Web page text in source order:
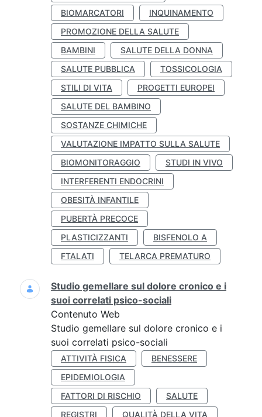
BIOMARCATORI
INQUINAMENTO
PROMOZIONE DELLA SALUTE
BAMBINI
SALUTE DELLA DONNA
SALUTE PUBBLICA
TOSSICOLOGIA
STILI DI VITA
PROGETTI EUROPEI
SALUTE DEL BAMBINO
SOSTANZE CHIMICHE
VALUTAZIONE IMPATTO SULLA SALUTE
BIOMONITORAGGIO
STUDI IN VIVO
INTERFERENTI ENDOCRINI
OBESITÀ INFANTILE
PUBERTÀ PRECOCE
PLASTICIZZANTI
BISFENOLO A
FTALATI
TELARCA PREMATURO
Studio gemellare sul dolore cronico e i
suoi correlati psico-sociali
Contenuto Web
Studio gemellare sul dolore cronico e i
suoi correlati psico-sociali
ATTIVITÀ FISICA
BENESSERE
EPIDEMIOLOGIA
FATTORI DI RISCHIO
SALUTE
REGISTRI
QUALITÀ DELLA VITA